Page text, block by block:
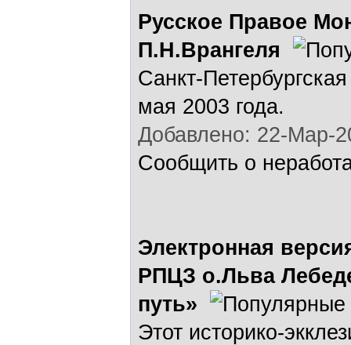
Русское Правое
П.Н.Врангеля
Санкт-
мая 2003 года.
Добавлено: 22-Мар-
Сообщить о
Электронная
РПЦЗ о.Льва
путь»
Этот историко-